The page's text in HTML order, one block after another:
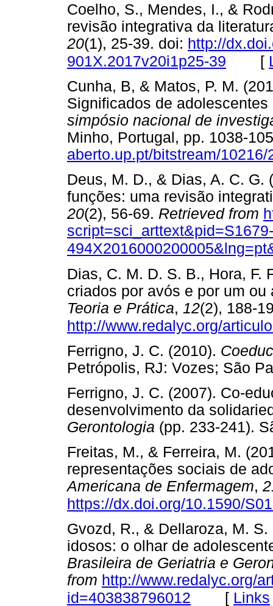
Coelho, S., Mendes, I., &
revisão integrativa da
20(1), 25-39. doi: http://
901X.2017v20i1p25-39 [
Cunha, B, & Matos, P. M.
Significados de
simpósio nacional de
Minho, Portugal, pp. 1038-
aberto.up.pt/bitstream/
Deus, M. D., & Dias, A. C.
funções: uma revisão
20(2), 56-69. Retrieved from
script=sci_arttext&pid=S1679-
Dias, C. M. D. S. B., Hora, F.
criados por avós e por um
Teoria e Prática, 12(2), 188-
http://www.redalyc.org/
Ferrigno, J. C. (2010).
Petrópolis, RJ: Vozes;
Ferrigno, J. C. (2007). Co-
desenvolvimento da
Gerontologia (pp. 233-
Freitas, M., & Ferreira, M.
representações sociais de
Americana de Enfermagem,
https://dx.doi.org/10.1590/
Gvozd, R., & Dellaroza, M.
idosos: o olhar de
Brasileira de Geriatria e
from http://www.redalyc.org/
id=403838796012 [ Links